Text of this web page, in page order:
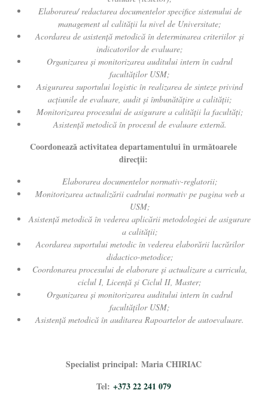
Elaborarea/ redactarea documentelor specifice sistemului de
management al calității la nivel de Universitate;
Acordarea de asistenţă metodică în determinarea criteriilor şi
indicatorilor de evaluare;
Organizarea și monitorizarea auditului intern în cadrul
facultăților USM;
Asigurarea suportului logistic în realizarea de sinteze privind
acțiunile de evaluare, audit și îmbunătățire a calității;
Monitorizarea procesului de asigurare a calităţii la facultăţi;
Asistenţă metodică în procesul de evaluare externă.
Coordonează activitatea departamentului în următoarele
direcţii:
Elaborarea documentelor normativ-reglatorii;
Monitorizarea actualizării cadrului normativ pe pagina web a
USM;
Asistenţă metodică în vederea aplicării metodologiei de asigurare
a calităţii;
Acordarea suportului metodic în vederea elaborării lucrărilor
didactico-metodice;
Coordonarea procesului de elaborareși actualizarea curricula,
ciclul I, Licenţă şi Ciclul II, Master;
Organizarea și monitorizarea auditului intern în cadrul
facultăților USM;
Asistenţămetodicăîn auditarea Rapoartelor de autoevaluare.
Specialistprincipal: MariaCHIRIAC
Tel: +373 22 241 079